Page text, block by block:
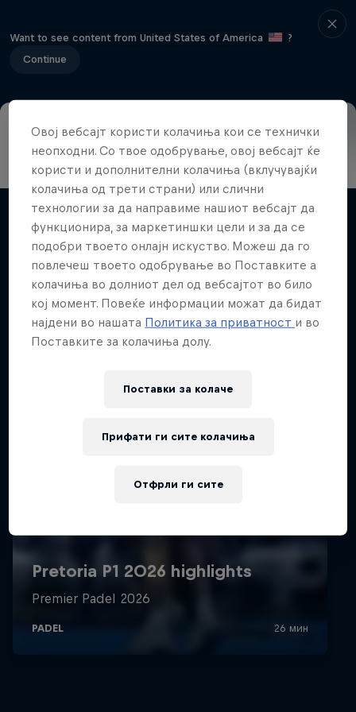
Want to see content from United States of America
?
Continue
Highlights How to watch Preview FAQ
Поврзани видеа
Овој вебсајт користи колачиња кои се технички
неопходни. Со твое одобрување, овој вебсајт ќе
користи и дополнителни колачиња (вклучувајќи
колачиња од трети страни) или слични
технологии за да направиме нашиот вебсајт да
функционира, за маркетиншки цели и за да се
подобри твоето онлајн искуство. Можеш да го
повлечеш твоето одобрување во Поставките а
колачиња во долниот дел од вебсајтот во било
кој момент. Повеќе информации можат да бидат
најдени во нашата Политика за приватност и во
Поставките за колачиња долу.
Поставки за колачe
Отфрли ги сите
Прифати ги сите колачиња